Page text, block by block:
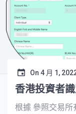
On 4 月 1,
香港投資者
根據 參照交易所